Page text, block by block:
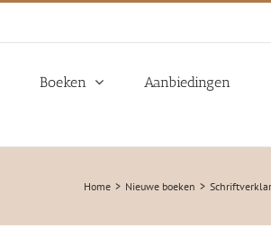
Boeken Aanbiedingen
Home Nieuwe boeken